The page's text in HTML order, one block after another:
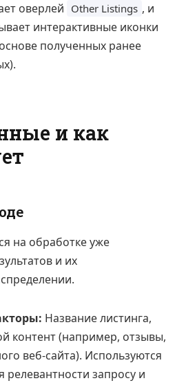
оверлей Other Listings , и
интерактивные иконки
полученных ранее
и как
на обработке уже
и их
Название листинга,
контент (например, отзывы,
веб-сайта). Используются
релевантности запросу и